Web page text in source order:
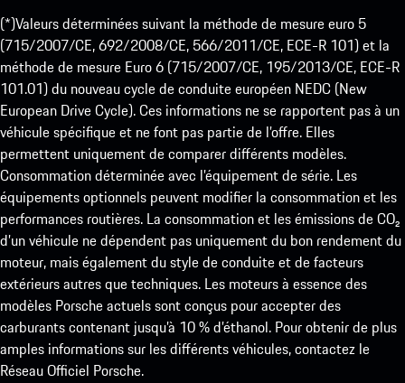
(*)Valeurs déterminées suivant la méthode de mesure euro 5
(715/2007/CE, 692/2008/CE, 566/2011/CE, ECE-R 101) et la
méthode de mesure Euro 6 (715/2007/CE, 195/2013/CE, ECE-R
101.01) du nouveau cycle de conduite européen NEDC (New
European Drive Cycle). Ces informations ne se rapportent pas à un
véhicule spécifique et ne font pas partie de l’offre. Elles
permettent uniquement de comparer différents modèles.
Consommation déterminée avec l’équipement de série. Les
équipements optionnels peuvent modifier la consommation et les
performances routières. La consommation et les émissions de CO₂
d’un véhicule ne dépendent pas uniquement du bon rendement du
moteur, mais également du style de conduite et de facteurs
extérieurs autres que techniques. Les moteurs à essence des
modèles Porsche actuels sont conçus pour accepter des
carburants contenant jusqu’à 10 % d’éthanol. Pour obtenir de plus
amples informations sur les différents véhicules, contactez le
Réseau Officiel Porsche.